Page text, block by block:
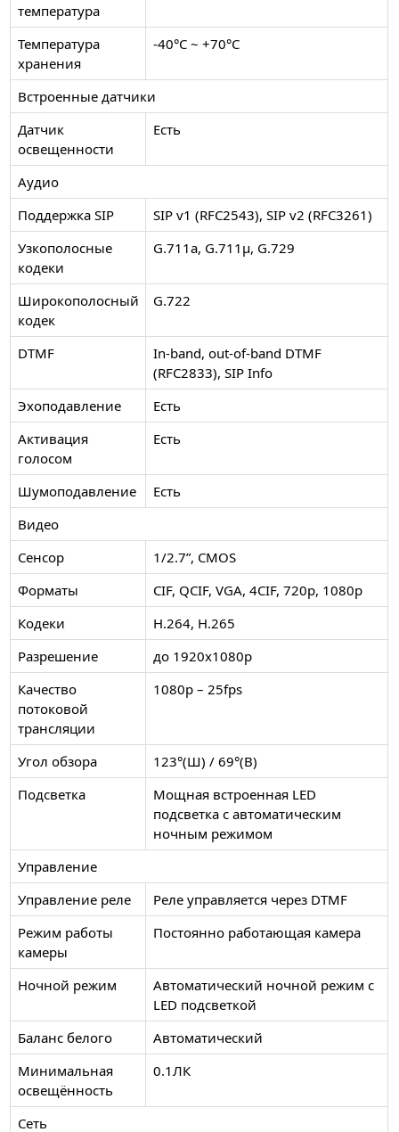
температура
Температура
хранения
-40°C ~ +70°C
Встроенные датчики
Датчик
освещенности
Есть
Аудио
Поддержка SIP
SIP v1 (RFC2543), SIP v2 (RFC3261)
Узкополосные
кодеки
G.711a, G.711μ, G.729
Широкополосный
кодек
G.722
DTMF
In-band, out-of-band DTMF
(RFC2833), SIP Info
Эхоподавление
Есть
Активация
голосом
Есть
Шумоподавление
Есть
Видео
Сенсор
1/2.7”, CMOS
Форматы
CIF, QCIF, VGA, 4CIF, 720p, 1080p
Кодеки
H.264, H.265
Разрешение
до 1920x1080p
Качество
потоковой
трансляции
1080p – 25fps
Угол обзора
123°(Ш) / 69°(В)
Подсветка
Мощная встроенная LED
подсветка с автоматическим
ночным режимом
Управление
Управление реле
Реле управляется через DTMF
Режим работы
камеры
Постоянно работающая камера
Ночной режим
Автоматический ночной режим с
LED подсветкой
Баланс белого
Автоматический
Минимальная
освещённость
0.1ЛК
Сеть